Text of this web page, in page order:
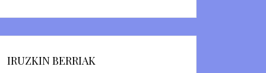
IRUZKIN BERRIAK